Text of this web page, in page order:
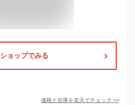
ショップでみる
価格と在庫を楽天でチェック >>